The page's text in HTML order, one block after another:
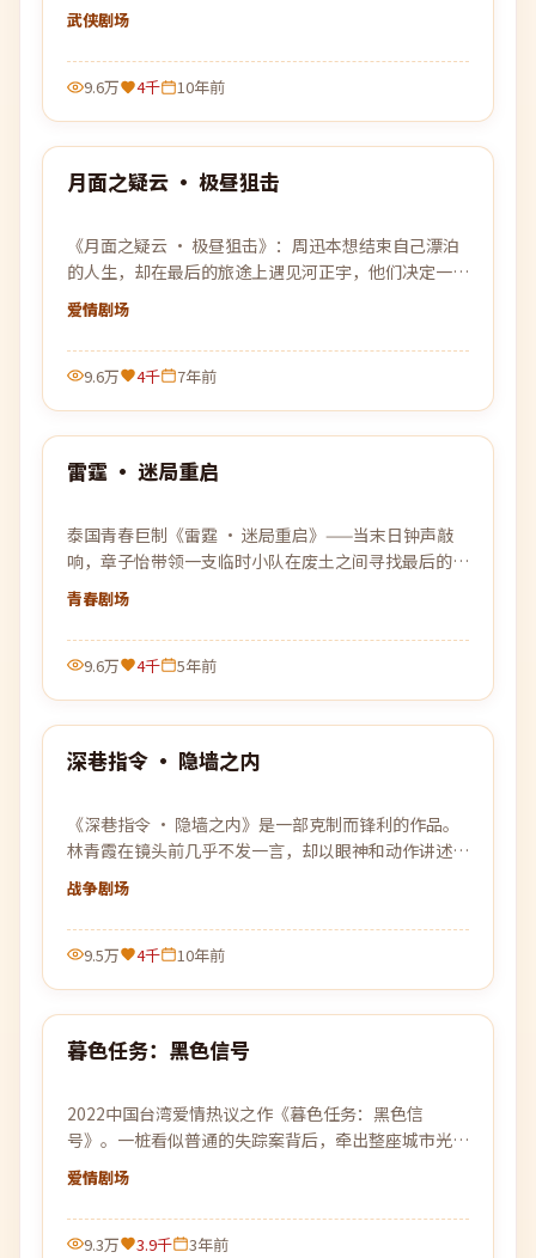
开始的故事缓缓展开。
武侠剧场
9.6万 4千 10年前
热门
99:57
月面之疑云 · 极昼狙击
《月面之疑云 · 极昼狙击》：周迅本想结束自己漂泊
的人生，却在最后的旅途上遇见河正宇，他们决定一起
逃往那个谁都没去过的远方。
爱情剧场
9.6万 4千 7年前
热门
99:40
雷霆 · 迷局重启
泰国青春巨制《雷霆 · 迷局重启》——当末日钟声敲
响，章子怡带领一支临时小队在废土之间寻找最后的微
光。
青春剧场
9.6万 4千 5年前
热门
99:47
深巷指令 · 隐墙之内
《深巷指令 · 隐墙之内》是一部克制而锋利的作品。
林青霞在镜头前几乎不发一言，却以眼神和动作讲述了
所有未能说出口的故事。
战争剧场
9.5万 4千 10年前
热门
暮色任务：黑色信号
2022中国台湾爱情热议之作《暮色任务：黑色信
号》。一桩看似普通的失踪案背后，牵出整座城市光鲜
外表下的腐烂肌理。
爱情剧场
9.3万 3.9千 3年前